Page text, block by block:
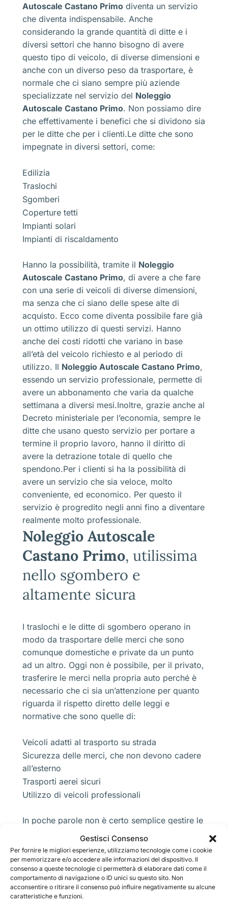
Gestisci Consenso
Per fornire le migliori esperienze, utilizziamo tecnologie come i cookie
per memorizzare e/o accedere alle informazioni del dispositivo. Il
consenso a queste tecnologie ci permetterà di elaborare dati come il
comportamento di navigazione o ID unici su questo sito. Non
acconsentire o ritirare il consenso può influire negativamente su alcune
caratteristiche e funzioni.
Autoscale Castano Primo diventa un servizio
che diventa indispensabile. Anche
considerando la grande quantità di ditte e i
diversi settori che hanno bisogno di avere
questo tipo di veicolo, di diverse dimensioni e
anche con un diverso peso da trasportare, è
normale che ci siano sempre più aziende
specializzate nel servizio del Noleggio
Autoscale Castano Primo. Non possiamo dire
che effettivamente i benefici che si dividono sia
per le ditte che per i clienti.Le ditte che sono
impegnate in diversi settori, come:
Edilizia
Traslochi
Sgomberi
Coperture tetti
Impianti solari
Impianti di riscaldamento
Hanno la possibilità, tramite il Noleggio
Autoscale Castano Primo, di avere a che fare
con una serie di veicoli di diverse dimensioni,
ma senza che ci siano delle spese alte di
acquisto. Ecco come diventa possibile fare già
un ottimo utilizzo di questi servizi. Hanno
anche dei costi ridotti che variano in base
all’età del veicolo richiesto e al periodo di
utilizzo. Il Noleggio Autoscale Castano Primo,
essendo un servizio professionale, permette di
avere un abbonamento che varia da qualche
settimana a diversi mesi.Inoltre, grazie anche al
Decreto ministeriale per l’economia, sempre le
ditte che usano questo servizio per portare a
termine il proprio lavoro, hanno il diritto di
avere la detrazione totale di quello che
spendono.Per i clienti si ha la possibilità di
avere un servizio che sia veloce, molto
conveniente, ed economico. Per questo il
servizio è progredito negli anni fino a diventare
realmente molto professionale.
Noleggio Autoscale
Castano Primo, utilissima
nello sgombero e
altamente sicura
I traslochi e le ditte di sgombero operano in
modo da trasportare delle merci che sono
comunque domestiche e private da un punto
ad un altro. Oggi non è possibile, per il privato,
trasferire le merci nella propria auto perché è
necessario che ci sia un’attenzione per quanto
riguarda il rispetto diretto delle leggi e
normative che sono quelle di:
Veicoli adatti al trasporto su strada
Sicurezza delle merci, che non devono cadere
all’esterno
Trasporti aerei sicuri
Utilizzo di veicoli professionali
In poche parole non è certo semplice gestire le
merci domestiche e occorre pensare che ci
deve essere una tutela di altri utenti e anche
delle proprietà altrui. Occorre quindi avere
sempre dei professionisti che si occupi di
questo lavoro.Vediamo che ilNoleggio
Autoscale Castano Primo